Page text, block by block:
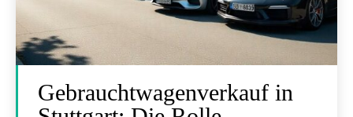
Gebrauchtwagenverkauf in